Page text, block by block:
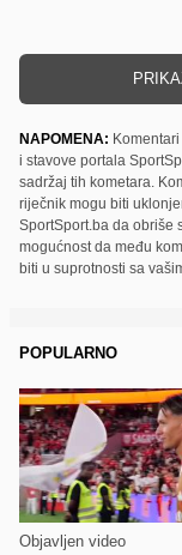
NAPOMENA:
i stavove portala
sadržaj tih kometara.
riječnik mogu biti
SportSport.ba da obriše
mogućnost da među
biti u suprotnosti sa
POPULARNO
Objavljen video